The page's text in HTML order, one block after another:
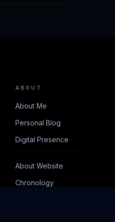
ABOUT
About Me
Personal Blog
Digital Presence
About Website
Chronology